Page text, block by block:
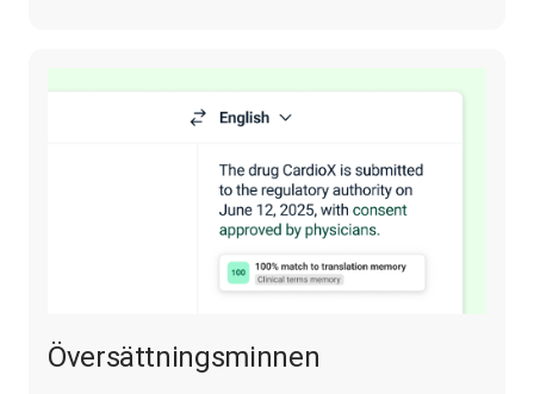
Översättningsminnen